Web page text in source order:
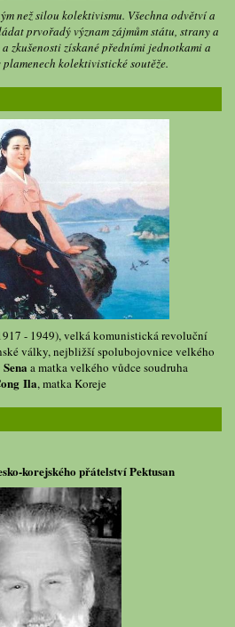
než silou kolektivismu. Všechna odvětví a
prvořadý význam zájmům státu, strany a
zkušenosti získané předními jednotkami a
kolektivistické soutěže.
- 1949), velká komunistická revoluční
války, nejbližší spolubojovnice velkého
a matka velkého vůdce soudruha
Ila, matka Koreje
korejského přátelství Pektusan